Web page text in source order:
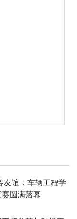
友谊：车辆工程学
圆满落幕